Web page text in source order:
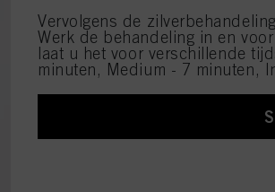
Vervolgens de
Werk de behandeling in en
laat u het voor verschillende
minuten, Medium - 7 minuten,